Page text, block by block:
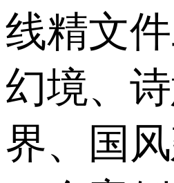
线精文
幻境、
界、国